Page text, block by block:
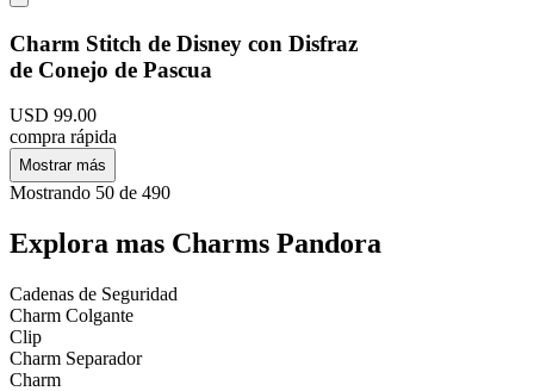
Charm Stitch de Disney con Disfraz
de Conejo de Pascua
USD 99.00
compra rápida
Mostrar más
Mostrando 50 de 490
Explora mas Charms Pandora
Cadenas de Seguridad
Charm Colgante
Clip
Charm Separador
Charm